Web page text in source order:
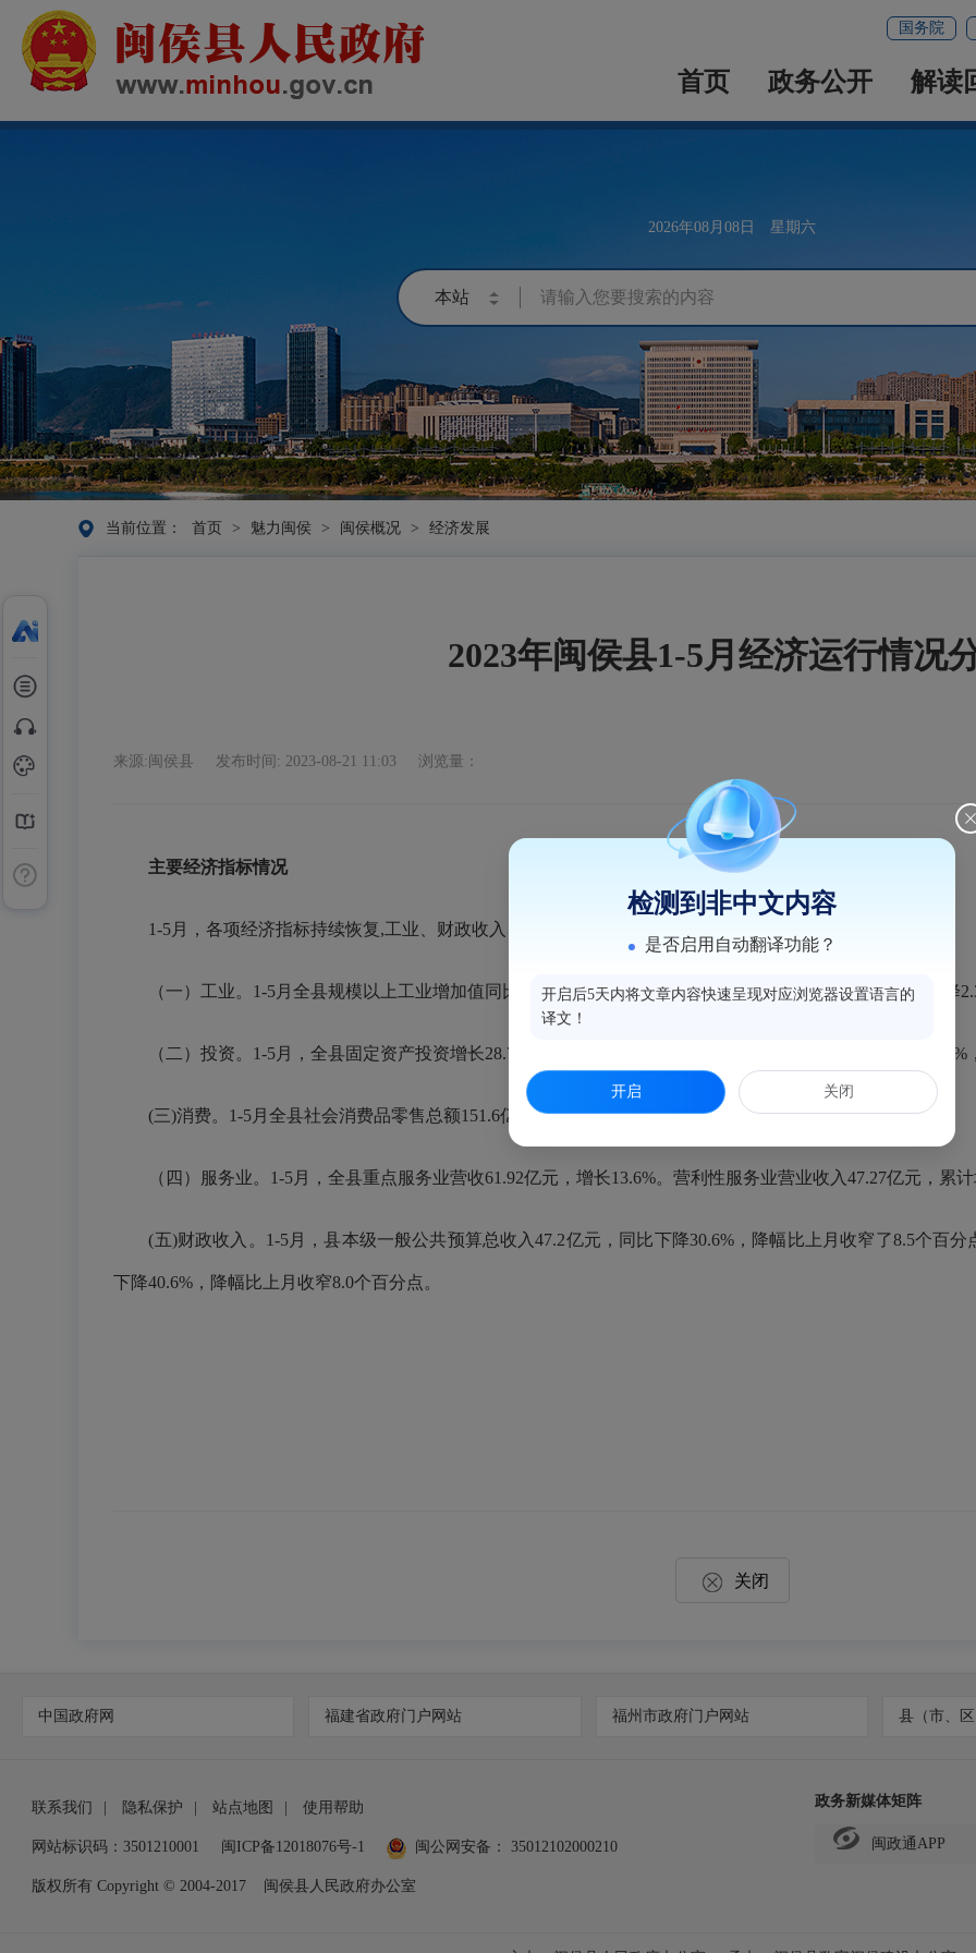
国务院
首页 政务公开 解读
2026年08月08日 星期六
当前位置： 首页 > 魅力闽侯 > 闽侯概况 > 经济发展
2023年闽侯县1-5月经济运行情况
来源:闽侯县 发布时间: 2023-08-21 11:03 浏览量：
主要经济指标情况
1-5月，各项经济指标持续恢复,工业、财政收入、限上社零等指标降幅继续收窄，固投较高增长。
（一）工业。1-5月全县规模以上工业增加值同比下降0.7%，较上月降幅收窄了4.1个百分点。工业产值下降
（二）投资。1-5月，全县固定资产投资增长28.7%，增幅环比1-4月提高24.2个百分点；工业固投增长
(三)消费。1-5月全县社会消费品零售总额151.6亿元，同比增长5.3%，增幅较上月提升了4.4个百分点。
（四）服务业。1-5月，全县重点服务业营收61.92亿元，增长13.6%。营利性服务业营业收入47.27亿元，累计
(五)财政收入。1-5月，县本级一般公共预算总收入47.2亿元，同比下降30.6%，降幅比上月收窄了8.5个百分
下降40.6%，降幅比上月收窄8.0个百分点。
关闭
中国政府网 福建省政府门户网站 福州市政府门户网站 县（市、
联系我们 隐私保护 站点地图 使用帮助
网站标识码：3501210001 闽ICP备12018076号-1 闽公网安备： 35012102000210
版权所有 Copyright © 2004-2017 闽侯县人民政府办公室
政务新媒体矩阵
闽政通APP
检测到非中文内容
是否启用自动翻译功能？
开启后5天内将文章内容快速呈现对应浏览器设置语言的
译文！
开启 关闭